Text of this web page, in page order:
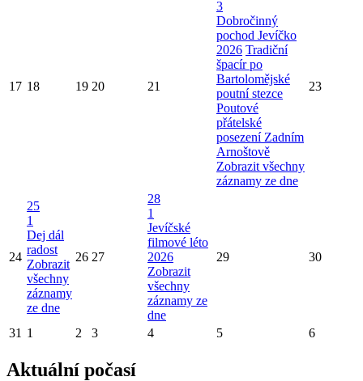
17 18 19 20 21
3
Dobročinný
pochod Jevíčko
2026 Tradiční
špacír po
Bartolomějské
poutní stezce
Poutové
přátelské
posezení Zadním
Arnoštově
Zobrazit všechny
záznamy ze dne
23
24
25
1
Dej dál
radost
Zobrazit
všechny
záznamy
ze dne
26 27
28
1
Jevíčské
filmové léto
2026
Zobrazit
všechny
záznamy ze
dne
29 30
31 1 2 3 4 5 6
Aktuální počasí